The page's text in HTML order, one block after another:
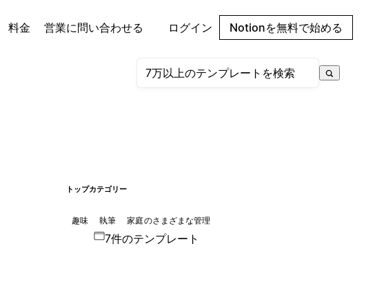
料金 営業に問い合わせる ログイン Notionを無料で始める
トップカテゴリー
趣味 執筆 家庭のさまざまな管理
7件のテンプレート